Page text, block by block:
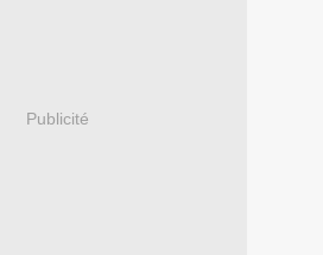
Publicité